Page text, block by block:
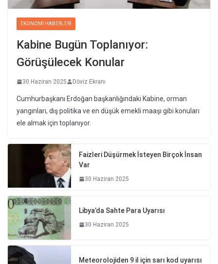
EKONOMI HABERLERI
Kabine Bugün Toplanıyor:
Görüşülecek Konular
30 Haziran 2025 Döviz Ekranı
Cumhurbaşkanı Erdoğan başkanlığındaki Kabine, orman
yangınları, dış politika ve en düşük emekli maaşı gibi konuları
ele almak için toplanıyor.
Faizleri Düşürmek İsteyen Birçok İnsan
Var
30 Haziran 2025
Libya’da Sahte Para Uyarısı
30 Haziran 2025
Meteorolojiden 9 il için sarı kod uyarısı